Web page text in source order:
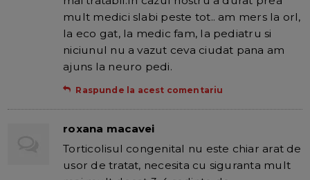
mult medici slabi peste tot.. am mers la orl,
la eco gat, la medic fam, la pediatru si
niciunul nu a vazut ceva ciudat pana am
ajuns la neuro pedi.
Raspunde la acest comentariu
roxana macavei
Torticolisul congenital nu este chiar arat de
usor de tratat, necesita cu siguranta mult